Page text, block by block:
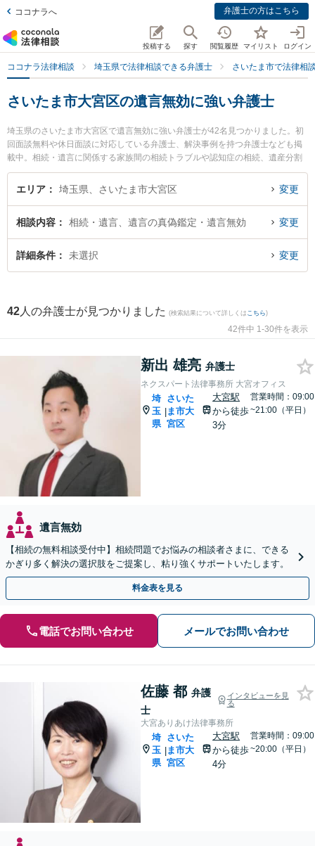
ココナラへ 弁護士の方はこちら
投稿する 探す 閲覧履歴 マイリスト ログイン
ココナラ法律相談 埼玉県で法律相談できる弁護士 さいたま市で法律相
さいたま市大宮区の遺言無効に強い弁護士
埼玉県のさいたま市大宮区で遺言無効に強い弁護士が42名見つかりました。初
回面談無料や休日面談に対応している弁護士、解決事例を持つ弁護士なども掲
載中。相続・遺言に関係する家族間の相続トラブルや認知症の相続、遺産分割
等の細かな分野での絞り込み検索もでき便利です。特にネクスパート法律事務
所 大宮オフィスの新出 雄亮弁護士や大宮ありあけ法律事務所の佐藤 都弁護
夜間に発生した遺言無効のトラブルを今すぐに弁護士に相談したい』『遺言無
効のトラブル解決の実績豊富な近くの弁護士を検索したい』『初回相談無料で
遺言無効を法律相談できるさいたま市大宮区内の弁護士に相談予約したい』な
エリア 埼玉県、さいたま市大宮区 変更
相談内容 相続・遺言、遺言の真偽鑑定・遺言無効 変更
詳細条件 未選択 変更
42 人の弁護士が見つかりました (検索結果について詳しくは こちら)
42件中 1-30件を表示
新出 雄亮 弁護士
ネクスパート法律事務所 大宮オフィス
埼
玉
県
|
さいた
ま市大
宮区
大宮駅
から徒歩
3分
営業時間：09:00
~21:00（平日）
遺言無効
【相続の無料相談受付中】相続問題でお悩みの相談者さまに、できる
かぎり多く解決の選択肢をご提案し、粘り強くサポートいたします。
料金表を見る
電話でお問い合わせ メールでお問い合わせ
佐藤 都 弁護
士
インタビューを見
る
大宮ありあけ法律事務所
埼
玉
県
|
さいた
ま市大
宮区
大宮駅
から徒歩
4分
営業時間：09:00
~20:00（平日）